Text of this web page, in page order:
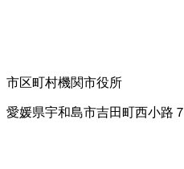
市区町村機関市役所
愛媛県宇和島市吉田町西小路７